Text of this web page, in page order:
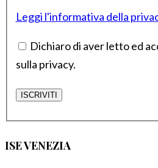
Leggi l'informativa della
Dichiaro di aver letto ed
sulla privacy.
ISE VENEZIA